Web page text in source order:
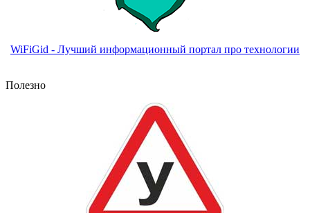
WiFiGid - Лучший информационный портал про технологии
Полезно